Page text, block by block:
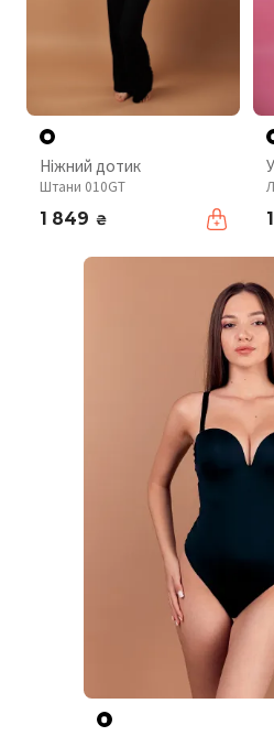
Ніжний дотик
Штани 010GT
1 849 ₴